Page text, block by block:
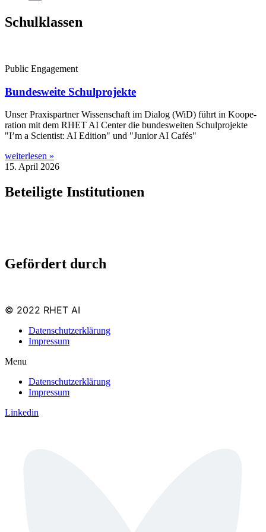
Schulklassen
Public Engagement
Bundesweite Schulprojekte
Unser Pra­xis­part­ner Wis­sen­schaft im Dia­log (WiD) führt in Koope­
ra­ti­on mit dem RHET AI Cen­ter die bun­des­wei­ten Schul­pro­jek­te
"I’m a Sci­en­tist: AI Edi­ti­on" und "Juni­or AI Cafés"
weiterlesen »
15. April 2026
Beteiligte Institutionen
Gefördert durch
© 2022 RHET AI
Datenschutzerklärung
Impressum
Menu
Datenschutzerklärung
Impressum
Linkedin